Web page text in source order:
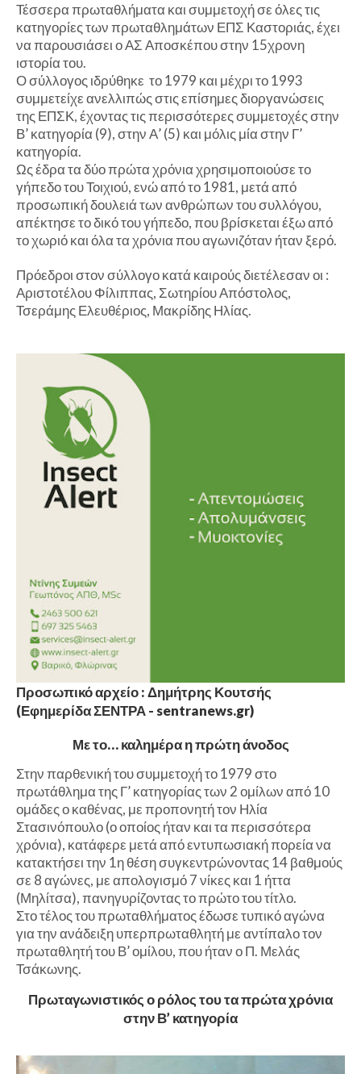
Τέσσερα πρωταθλήματα και συμμετοχή σε όλες τις
κατηγορίες των πρωταθλημάτων ΕΠΣ Καστοριάς, έχει
να παρουσιάσει ο ΑΣ Αποσκέπου στην 15χρονη
ιστορία του.
Ο σύλλογος ιδρύθηκε το 1979 και μέχρι το 1993
συμμετείχε ανελλιπώς στις επίσημες διοργανώσεις
της ΕΠΣΚ, έχοντας τις περισσότερες συμμετοχές στην
Β’ κατηγορία (9), στην Α’ (5) και μόλις μία στην Γ’
κατηγορία.
Ως έδρα τα δύο πρώτα χρόνια χρησιμοποιούσε το
γήπεδο του Τοιχιού, ενώ από το 1981, μετά από
προσωπική δουλειά των ανθρώπων του συλλόγου,
απέκτησε το δικό του γήπεδο, που βρίσκεται έξω από
το χωριό και όλα τα χρόνια που αγωνιζόταν ήταν ξερό.
Πρόεδροι στον σύλλογο κατά καιρούς διετέλεσαν οι :
Αριστοτέλου Φίλιππας, Σωτηρίου Απόστολος,
Τσεράμης Ελευθέριος, Μακρίδης Ηλίας.
Προσωπικό αρχείο : Δημήτρης Κουτσής
(Εφημερίδα ΣΕΝΤΡΑ - sentranews.gr)
Με το… καλημέρα η πρώτη άνοδος
Στην παρθενική του συμμετοχή το 1979 στο
πρωτάθλημα της Γ’ κατηγορίας των 2 ομίλων από 10
ομάδες ο καθένας, με προπονητή τον Ηλία
Στασινόπουλο (ο οποίος ήταν και τα περισσότερα
χρόνια), κατάφερε μετά από εντυπωσιακή πορεία να
κατακτήσει την 1η θέση συγκεντρώνοντας 14 βαθμούς
σε 8 αγώνες, με απολογισμό 7 νίκες και 1 ήττα
(Μηλίτσα), πανηγυρίζοντας το πρώτο του τίτλο.
Στο τέλος του πρωταθλήματος έδωσε τυπικό αγώνα
για την ανάδειξη υπερπρωταθλητή με αντίπαλο τον
πρωταθλητή του Β’ ομίλου, που ήταν ο Π. Μελάς
Τσάκωνης.
Πρωταγωνιστικός ο ρόλος του τα πρώτα χρόνια
στην Β’ κατηγορία